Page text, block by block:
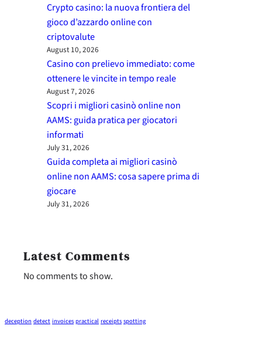
Crypto casino: la nuova frontiera del
gioco d’azzardo online con
criptovalute
August 10, 2026
Casino con prelievo immediato: come
ottenere le vincite in tempo reale
August 7, 2026
Scopri i migliori casinò online non
AAMS: guida pratica per giocatori
informati
July 31, 2026
Guida completa ai migliori casinò
online non AAMS: cosa sapere prima di
giocare
July 31, 2026
Latest Comments
No comments to show.
deception detect invoices practical receipts spotting